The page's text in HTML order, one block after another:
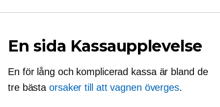
En sida Kassaupplevelse
En för lång och komplicerad kassa är bland de
tre bästaorsaker till att vagnen överges.